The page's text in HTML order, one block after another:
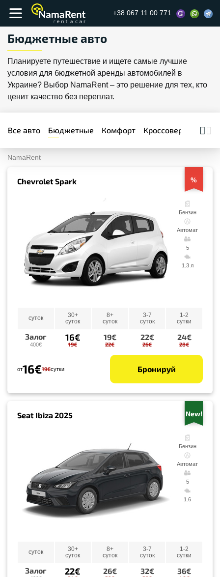
+38 067 11 00 771
Бюджетные авто
Планируете путешествие и ищете самые лучшие
условия для бюджетной аренды автомобилей в
Украине? Выбор NamaRent – это решение для тех, кто
ценит качество без переплат.
Все авто Бюджетные Комфорт Кроссоверы
NamaRent
Chevrolet Spark %
Бензин
Автомат
5
1.3 л
суток
30+
суток
8+
суток
3-7
суток
1-2
сутки
Залог
400€
16€
19€
19€
22€
22€
26€
24€
28€
от16€19€сутки Бронируй
Seat Ibiza 2025 New!
Бензин
Автомат
5
1.6
суток
30+
суток
8+
суток
3-7
суток
1-2
сутки
Залог 22€ 26€ 32€ 36€